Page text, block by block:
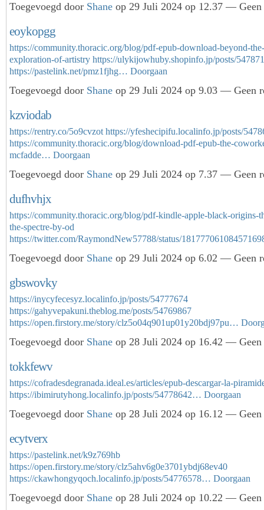
Toegevoegd door Shane op 29 Juli 2024 op 12.37 — Geen
eoykopgg
https://community.thoracic.org/blog/pdf-epub-download-beyond-
exploration-of-artistry https://ulykijowhuby.shopinfo.jp/posts/
https://pastelink.net/pmz1fjhg… Doorgaan
Toegevoegd door Shane op 29 Juli 2024 op 9.03 — Geen
kzviodab
https://rentry.co/5o9cvzot https://yfeshecipifu.localinfo.jp/posts/
https://community.thoracic.org/blog/download-pdf-epub-the-
mcfadde… Doorgaan
Toegevoegd door Shane op 29 Juli 2024 op 7.37 — Geen
dufhvhjx
https://community.thoracic.org/blog/pdf-kindle-apple-black-origins-
the-spectre-by-od
https://twitter.com/RaymondNew57788/status/
Toegevoegd door Shane op 29 Juli 2024 op 6.02 — Geen
gbswovky
https://inycyfecesyz.localinfo.jp/posts/54777674
https://gahyvepakuni.theblog.me/posts/54769867
https://open.firstory.me/story/clz5o04q901up01y20bdj97pu…
Toegevoegd door Shane op 28 Juli 2024 op 16.42 — Geen
tokkfewv
https://cofradesdegranada.ideal.es/articles/epub-descargar-la-
https://ibimirutyhong.localinfo.jp/posts/54778642… Doorgaan
Toegevoegd door Shane op 28 Juli 2024 op 16.12 — Geen
ecytverx
https://pastelink.net/k9z769hb
https://open.firstory.me/story/clz5ahv6g0e3701ybdj68ev40
https://ckawhongyqoch.localinfo.jp/posts/54776578… Doorgaan
Toegevoegd door Shane op 28 Juli 2024 op 10.22 — Geen